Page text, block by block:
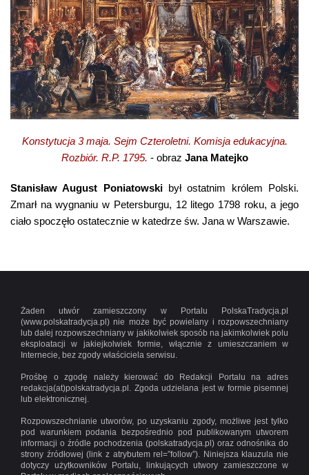
Konstytucja 3 maja. Sejm Czteroletni. Komisja edukacyjna.
Rozbiór. R.P. 1795. - obraz Jana Matejko
Stanisław August Poniatowskibył ostatnim królem Polski.
Zmarł na wygnaniu w Petersburgu, 12 litego 1798 roku, a jego
ciało spoczęło ostatecznie w katedrze św. Jana w Warszawie.
Żaden utwór zamieszczony w Portalu PolskaTradycja.pl
(www.polskatradycja.pl) nie może być powielany i rozpowszechniany
lub dalej rozpowszechniany w jakikolwiek sposób na jakimkolwiek polu
eksploatacji w jakiejkolwiek formie, włącznie z umieszczaniem w
Internecie, bez zgody właściciela serwisu.
Prośbę o zgodę należy kierować do Redakcji Portalu na adres
redakcja(at)polskatradycja.pl. Zgoda udzielana jest w formie pisemnej
lub elektronicznej.
Rozpowszechnianie utworów, po uzyskaniu zgody, możliwe jest tylko
pod warunkiem podania bezpośrednio pod publikowanym utworem
informacji o źródle pochodzenia (polskatradycja.pl) oraz odnośnika do
strony źródłowej (link z atrybutem rel=”follow”). Niniejsza klauzula nie
dotyczy użytkowników Portalu, linkujących utwory zamieszczone w